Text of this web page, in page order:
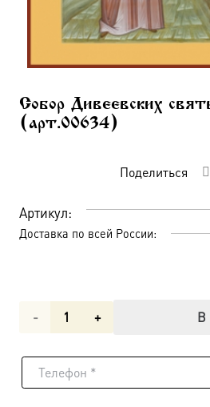
Собор Дивеевских
(арт.00634)
Поделиться
Артикул:
Доставка по всей России:
Количество
Собор
В